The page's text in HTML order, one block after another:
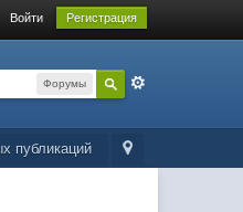
Войти Регистрация
Форумы
публикаций